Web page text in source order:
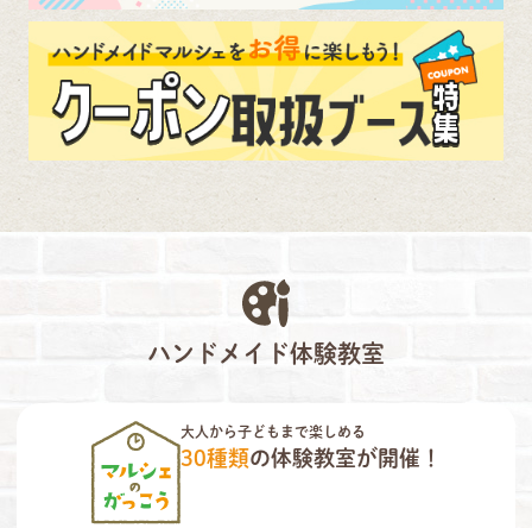
ハンドメイド体験教室
大人から子どもまで楽しめる
30種類の体験教室が開催！